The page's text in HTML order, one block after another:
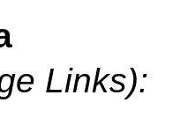
Links):